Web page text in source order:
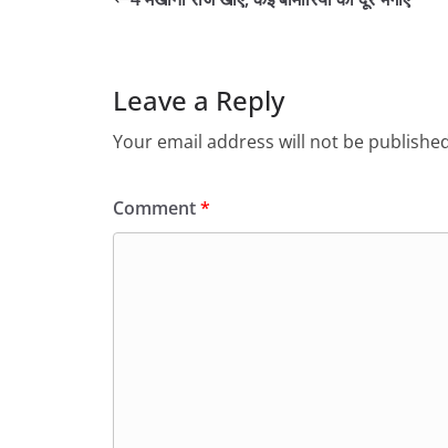
Leave a Reply
Your email address will not be
Comment*